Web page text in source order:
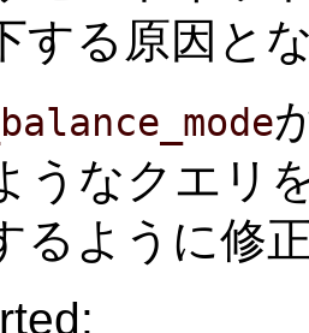
する原因と
うなクエリ
るように修